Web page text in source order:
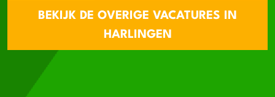
BEKIJK DE OVERIGE VACATURES IN
HARLINGEN